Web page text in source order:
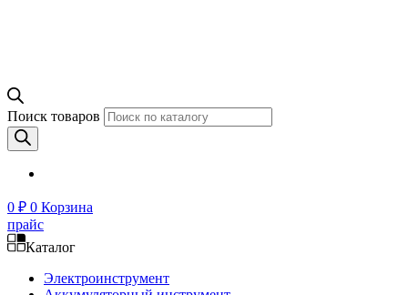
Поиск товаров
0 ₽ 0 Корзина
прайс
Каталог
Электроинструмент